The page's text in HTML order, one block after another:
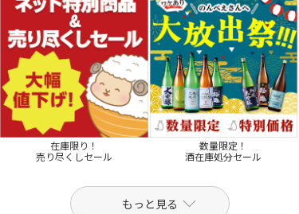
在庫限り！
売り尽くしセール
数量限定！
酒在庫処分セール
もっと見る